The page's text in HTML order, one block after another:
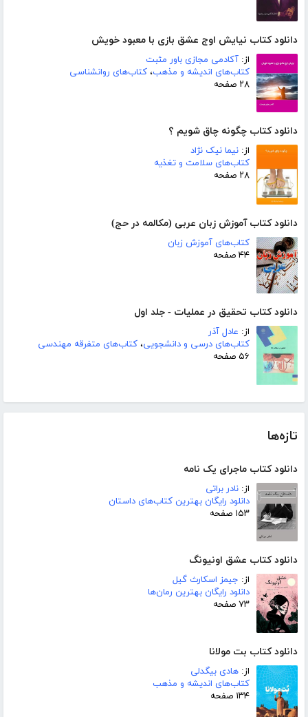
دانلود کتاب نیایش اوج عشق بازی با معبود خویش
از: آکادمی مجازی باور مثبت
کتاب‌های اندیشه و مذهب، کتاب‌های روانشناسی
۲۸ صفحه
دانلود کتاب چگونه چاق شویم ؟
از: نیما نیک نژاد
کتاب‌های سلامت و تغذیه
۲۸ صفحه
دانلود کتاب آموزش زبان عربی (مکالمه در حج)
کتاب‌های آموزش زبان
۴۴ صفحه
دانلود کتاب تحقیق در عملیات - جلد اول
از: عادل آذر
کتاب‌های درسی و دانشجویی، کتاب‌های متفرقه مهندسی
۵۶ صفحه
تازه‌ها
دانلود کتاب ماجرای یک نامه
از: نادر براتی
دانلود رایگان بهترین کتاب‌های داستان
۱۵۳ صفحه
دانلود کتاب عشق اونیونگ
از: جیمز اسکارث گیل
دانلود رایگان بهترین رمان‌ها
۷۳ صفحه
دانلود کتاب بت مولانا
از: هادی بیگدلی
کتاب‌های اندیشه و مذهب
۱۳۴ صفحه